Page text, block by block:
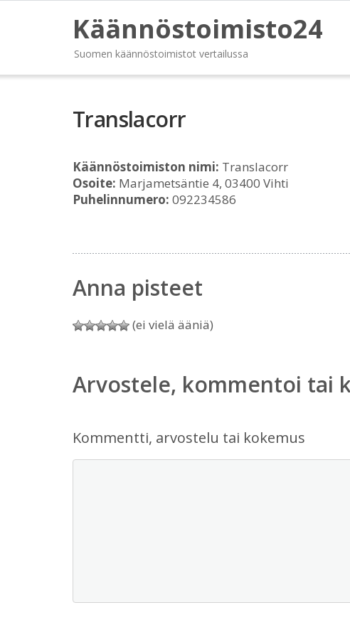
Käännöstoimisto24
Suomen käännöstoimistot vertailussa
Translacorr
Käännöstoimiston nimi: Translacorr
Osoite: Marjametsäntie 4, 03400 Vihti
Puhelinnumero: 092234586
Anna pisteet
(ei vielä ääniä)
Arvostele, kommentoi tai
Kommentti, arvostelu tai kokemus